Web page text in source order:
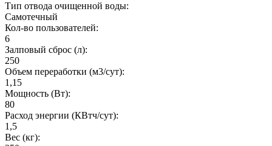
Тип отвода очищенной воды:
Самотечный
Кол-во пользователей:
6
Залповый сброс (л):
250
Объем переработки (м3/сут):
1,15
Мощность (Вт):
80
Расход энергии (КВтч/сут):
1,5
Вес (кг):